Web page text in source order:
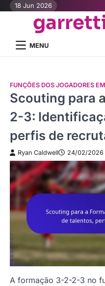
Skip18 Jun 2026
MENU
FUNÇÕES DOS JOGADORES
Scouting para
2-3:
perfis de
Ryan Caldwell 24/02/2026
A formação 3-2-2-3 no